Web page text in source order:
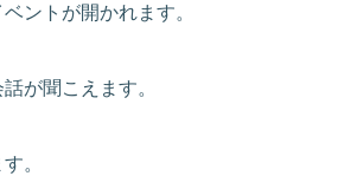
ントが開かれます。
が聞こえます。
。